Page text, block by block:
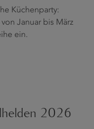
Küchenparty:
Januar bis März
ein.
2026